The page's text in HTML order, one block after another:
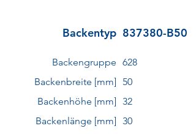
Backentyp 837380-B50
Backengruppe 628
Backenbreite [mm] 50
Backenhöhe [mm] 32
Backenlänge [mm] 30